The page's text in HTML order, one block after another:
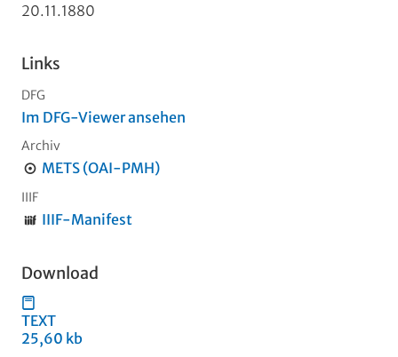
20.11.1880
Links
DFG
Im DFG-Viewer ansehen
Archiv
METS (OAI-PMH)
IIIF
IIIF-Manifest
Download
TEXT
25,60 kb